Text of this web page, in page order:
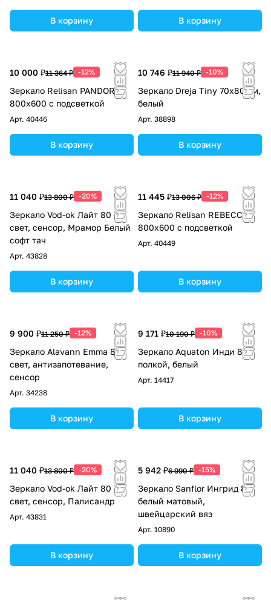
В корзину В корзину
10 000 ₽11 364 ₽ -12%
Зеркало Relisan PANDORA
800х600 с подсветкой
Арт. 40446
В корзину
10 746 ₽11 940 ₽ -10%
Зеркало Dreja Tiny 70x80 см,
белый
Арт. 38898
В корзину
11 040 ₽13 800 ₽ -20%
Зеркало Vod-ok Лайт 80
свет, сенсор, Мрамор Белый
софт тач
Арт. 43828
В корзину
11 445 ₽13 006 ₽ -12%
Зеркало Relisan REBECCA
800х600 с подсветкой
Арт. 40449
В корзину
9 900 ₽11 250 ₽ -12%
Зеркало Alavann Emma 80
свет, антизапотевание,
сенсор
Арт. 34238
В корзину
9 171 ₽10 190 ₽ -10%
Зеркало Aquaton Инди 80 с
полкой, белый
Арт. 14417
В корзину
11 040 ₽13 800 ₽ -20%
Зеркало Vod-ok Лайт 80
свет, сенсор, Палисандр
Арт. 43831
В корзину
5 942 ₽6 990 ₽ -15%
Зеркало Sanflor Ингрид 80
белый матовый,
швейцарский вяз
Арт. 10890
В корзину